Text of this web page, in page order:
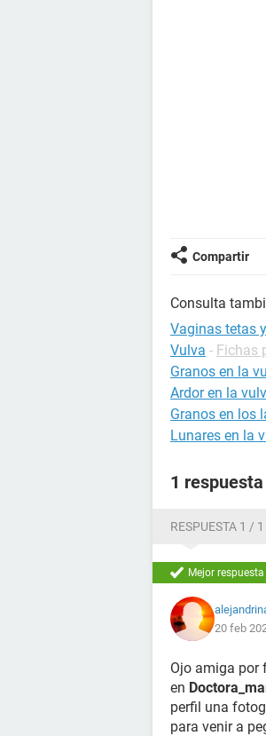
Compartir
Consulta
Vaginas tetas
Vulva - Fichas
Granos en la
Ardor en la
Granos en los
Lunares en la
1 respuesta
RESPUESTA 1 / 1
Mejor respuesta
20 feb
Ojo amiga por
en
perfil una
para venir a